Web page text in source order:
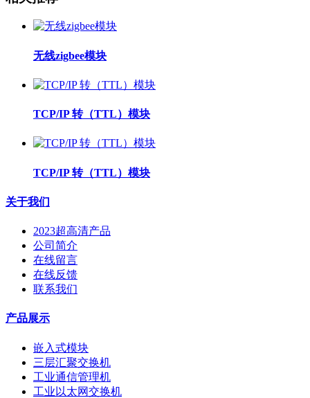
无线zigbee模块
TCP/IP 转（TTL）模块
TCP/IP 转（TTL）模块
关于我们
2023超高清产品
公司简介
在线留言
在线反馈
联系我们
产品展示
嵌入式模块
三层汇聚交换机
工业通信管理机
工业以太网交换机